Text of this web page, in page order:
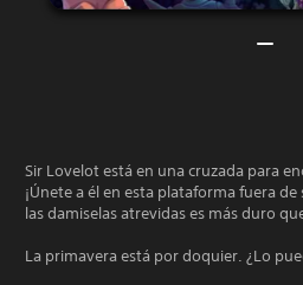
Sir Lovelot está en una cruzada para
¡Únete a él en esta plataforma fuera
las damiselas atrevidas es más duro
La primavera está por doquier. ¿Lo